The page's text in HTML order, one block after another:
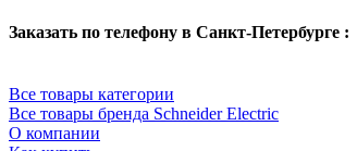
Заказать по телефону в Санкт-Петербурге :
Все товары категории
Все товары бренда Schneider Electric
О компании